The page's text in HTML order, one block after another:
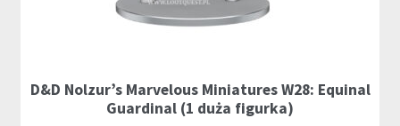
D&D Nolzur’s Marvelous Miniatures W28: Equinal
Guardinal (1 duża figurka)